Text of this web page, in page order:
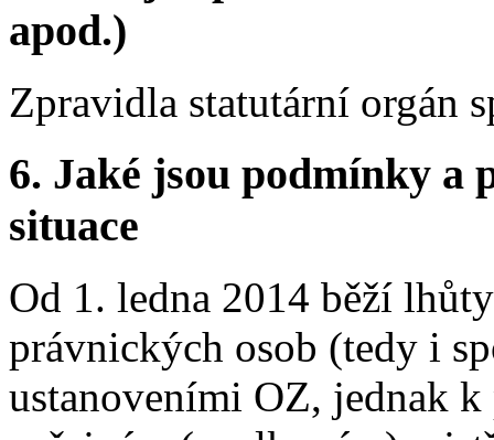
apod.)
Zpravidla statutární orgán
6. Jaké jsou podmínky a
situace
Od 1. ledna 2014 běží
právnických osob (tedy i
ustanoveními OZ, jednak k